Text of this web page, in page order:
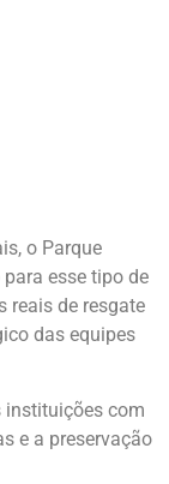
o Parque
esse tipo de
reais de resgate
das equipes
instituições com
e a preservação